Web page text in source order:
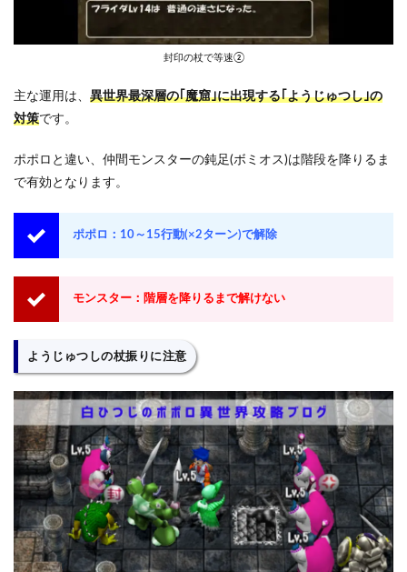
封印の杖で等速②
主な運用は、 異世界最深層の｢魔窟｣に出現する｢ようじゅつし｣の
対策です。
ポポロと違い、仲間モンスターの鈍足(ボミオス)は階段を降りるま
で有効となります。
ポポロ：10～15行動(×2ターン)で解除
モンスター：階層を降りるまで解けない
ようじゅつしの杖振りに注意